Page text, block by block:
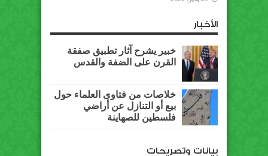
الأخبار
خبير يشرح آثار تطبيق صفقة
القرن على الضفة والقدس
خلاصات من فتاوى العلماء حول
بيع أو التنازل عن أراضي
فلسطين للصهاينة
بيانات وتصريحات